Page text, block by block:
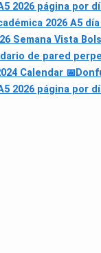
2026 página por
2026 A5
Semana Vista
de pared
Calendar 📅
2026 página por